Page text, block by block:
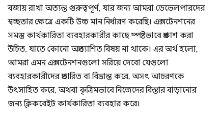
বজায় রাখা অত্যন্ত গুরুত্বপূর্ণ, যার জন্য আমরা ডেভেলপারদের
স্বচ্ছতার ক্ষেত্রে একটি উচ্চ মান নির্ধারণ করেছি। এক্সটেনশনের
সমস্ত কার্যকারিতা ব্যবহারকারীর কাছে স্পষ্টভাবে প্রকাশ করা
উচিত, যাতে কোনো অপ্রত্যাশিত বিষয় না থাকে। এর অর্থ হলো,
আমরা এমন এক্সটেনশনগুলো সরিয়ে দেবো যেগুলো
ব্যবহারকারীদের প্রতারিত বা বিভ্রান্ত করে, অসৎ আচরণকে
উৎসাহিত করে, অথবা কৃত্রিমভাবে নিজেদের বিস্তার বাড়ানোর
জন্য ক্লিকবেইট কার্যকারিতা ব্যবহার করে।